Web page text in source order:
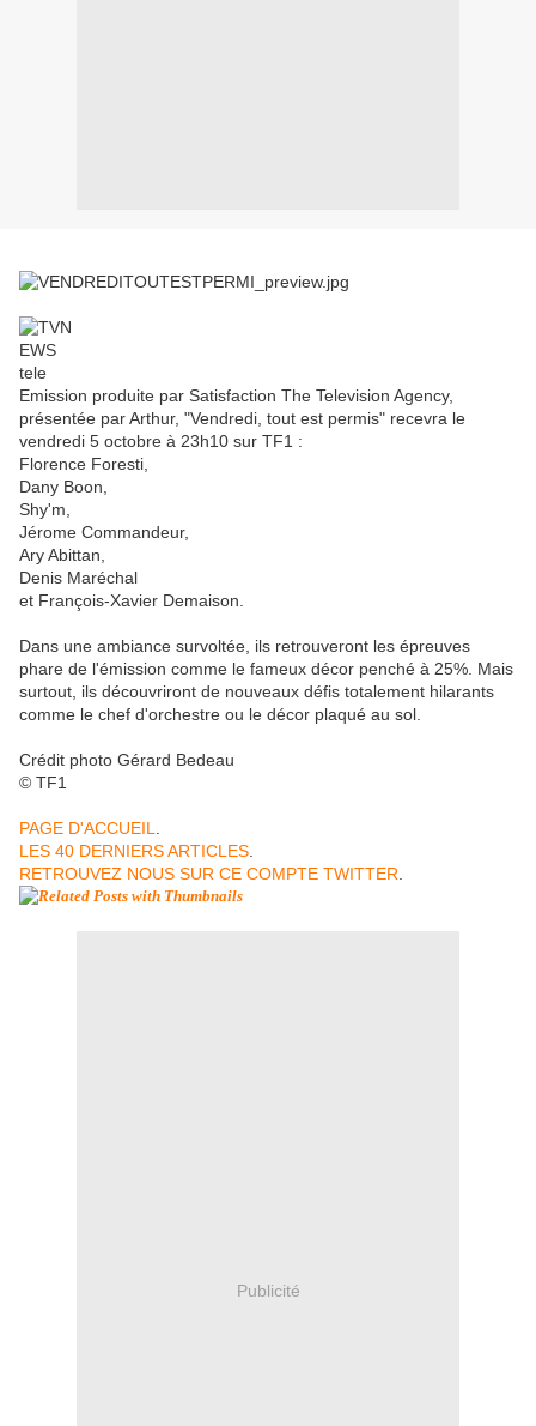
Emission produite par Satisfaction The Television Agency,
présentée par Arthur, "Vendredi, tout est permis" recevra le
vendredi 5 octobre à 23h10 sur TF1 :
Florence Foresti,
Dany Boon,
Shy'm,
Jérome Commandeur,
Ary Abittan,
Denis Maréchal
et François-Xavier Demaison.
Dans une ambiance survoltée, ils retrouveront les épreuves
phare de l'émission comme le fameux décor penché à 25%. Mais
surtout, ils découvriront de nouveaux défis totalement hilarants
comme le chef d'orchestre ou le décor plaqué au sol.
Crédit photo Gérard Bedeau
© TF1
PAGE D'ACCUEIL
LES 40 DERNIERS ARTICLES
RETROUVEZ NOUS SUR CE COMPTE TWITTER
Publicité